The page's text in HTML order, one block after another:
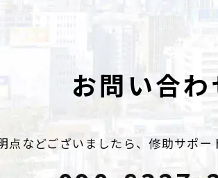
お問い合わ
点などございましたら、修助サポー